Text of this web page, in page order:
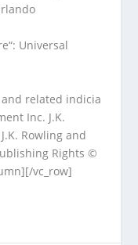
Universal
and related indicia
Inc. J.K.
Rowling and
Rights ©
vc_row]